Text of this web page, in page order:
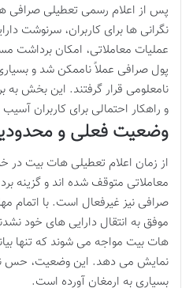
پس از اعلام رسمی تعطیلی صرافی
نگرانی ها برای کاربران، سرنوشت
عملیات معاملاتی، امکان برداشت
پول صرافی عملاً ناممکن شد و
نامعلومی قرار گرفتند. این بخش
و راهکار احتمالی برای کاربران
وضعیت فعلی و
معاملاتی متوقف شده اند و گزینه
صرافی نیز غیرفعال است. با اتمام
موفق به انتقال دارایی های خود
هات بیت مواجه می شوند که تنها
نمایش می دهد. این وضعیت، حس
بسیاری به ارمغان آورده است.